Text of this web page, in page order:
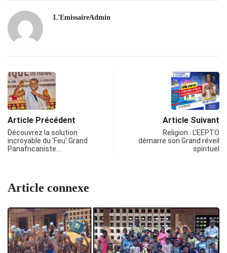
L'EmissaireAdmin
Article Précédent
Découvrez la solution
incroyable du ‘Feu’ Grand
Panafricaniste…
Article Suivant
Religion : L’EEPTO
démarre son Grand réveil
spirituel
Article connexe